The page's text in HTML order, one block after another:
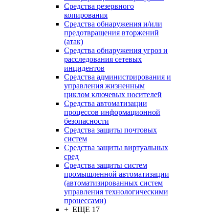
Средства резервного
копирования
Средства обнаружения и/или
предотвращения вторжений
(атак)
Средства обнаружения угроз и
расследования сетевых
инцидентов
Средства администрирования и
управления жизненным
циклом ключевых носителей
Средства автоматизации
процессов информационной
безопасности
Средства защиты почтовых
систем
Средства защиты виртуальных
сред
Средства защиты систем
промышленной автоматизации
(автоматизированных систем
управления технологическими
процессами)
+ ЕЩЕ 17